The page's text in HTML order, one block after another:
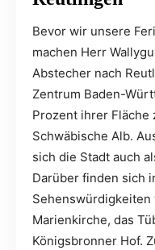
Bevor wir unsere
machen Herr
Abstecher nach
Zentrum Baden-
Prozent ihrer Fläche
Schwäbische Alb.
sich die Stadt auch
Darüber finden sich
Sehenswürdigkeiten
Marienkirche, das
Königsbronner Hof.